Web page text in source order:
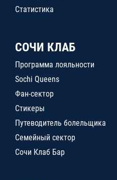
Статистика
СОЧИ КЛАБ
Программа лояльности
Sochi Queens
Фан-сектор
Стикеры
Путеводитель болельщика
Семейный сектор
Сочи Клаб Бар